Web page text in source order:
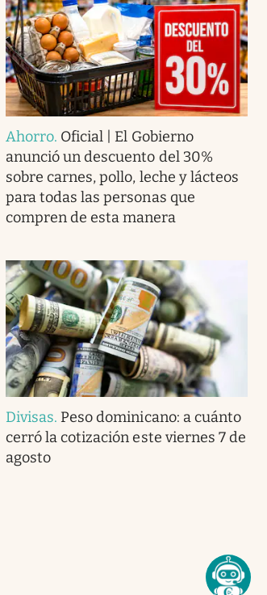
Ahorro. Oficial | El Gobierno
anunció un descuento del 30%
sobre carnes, pollo, leche y lácteos
para todas las personas que
compren de esta manera
Divisas. Peso dominicano: a cuánto
cerró la cotización este viernes 7 de
agosto